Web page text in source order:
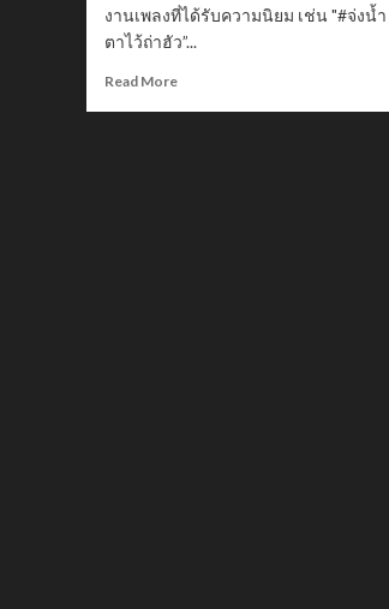
งานเพลงที่ได้รับความนิยม เช่น "#จ่งน้ำ
ตาไว้ถ่าฮัว”...
Read MoreRead